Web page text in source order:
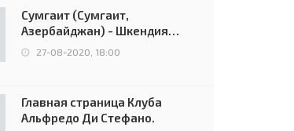
Сумгаит (Сумгаит,
Азербайджан) - Шкендия
(Тетово, Северная
Македония) - 0:2 (0:0)
27-08-2020, 18:00
Главная страница Клуба
Альфредо Ди Стефано.